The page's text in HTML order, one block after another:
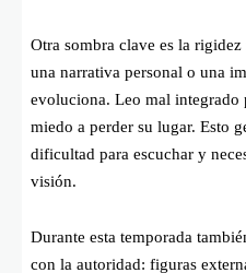
Otra sombra clave es la
una narrativa personal o una
evoluciona. Leo mal integrado
miedo a perder su lugar. Esto
dificultad para escuchar y
visión.
Durante esta temporada
con la autoridad: figuras